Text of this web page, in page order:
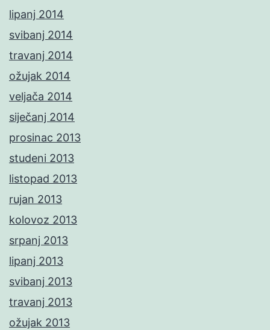
lipanj 2014
svibanj 2014
travanj 2014
ožujak 2014
veljača 2014
siječanj 2014
prosinac 2013
studeni 2013
listopad 2013
rujan 2013
kolovoz 2013
srpanj 2013
lipanj 2013
svibanj 2013
travanj 2013
ožujak 2013